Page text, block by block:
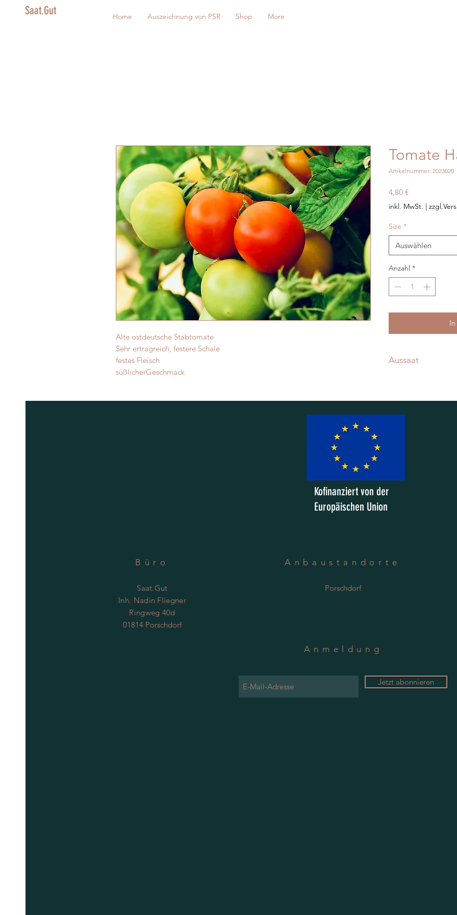
Saat.Gut Home Auszeichnung von PSR Shop More
Alte ostdeutsche Stabtomate
Sehr ertragreich, festere Schale
festes Fleisch
süßlicherGeschmack
Tomate
Artikelnummer: 2023020
4,80 €Preis
inkl. MwSt. |
Size *
Auswählen
Anzahl *
Aussaat
Ab Mitte Mai ins
anbinden notwendig
Büro
Saat.Gut
Inh. Nadin Fliegner
Ringweg 40d
01814 Porschdorf
Kofinanziert von der
Europäischen Union
Anbaustandorte
Porschdorf
Anmeldung
Jetzt abonnieren